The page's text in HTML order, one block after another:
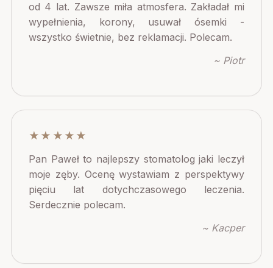
od 4 lat. Zawsze miła atmosfera. Zakładał mi
wypełnienia, korony, usuwał ósemki -
wszystko świetnie, bez reklamacji. Polecam.
~ Piotr
★★★★★
Pan Paweł to najlepszy stomatolog jaki leczył
moje zęby. Ocenę wystawiam z perspektywy
pięciu lat dotychczasowego leczenia.
Serdecznie polecam.
~ Kacper